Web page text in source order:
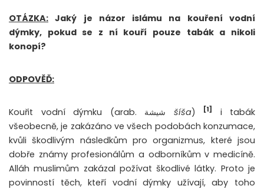
OTÁZKA: Jaký je názor islámu na kouření vodní
dýmky, pokud se z ní kouří pouze tabák a nikoli
konopí?
ODPOVĚĎ:
šíša) [1]
i tabák
všeobecně, je zakázáno ve všech podobách konzumace,
kvůli škodlivým následkům pro organizmus, které jsou
dobře známy profesionálům a odborníkům v medicíně.
Alláh muslimům zakázal požívat škodlivé látky. Proto je
povinností těch, kteří vodní dýmky užívají, aby toho